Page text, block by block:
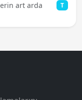
art arda
T